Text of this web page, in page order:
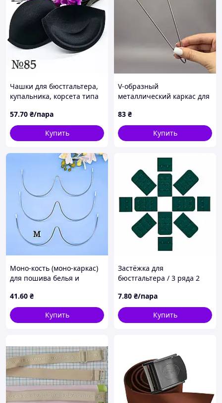
Чашки для бюстгальтера,
купальника, корсета типа
косточек / чёрный /
размер № 85
57.70 ₴/пара
Купить
V-образный
металлический каркас для
см
83 ₴
Купить
Моно-кость (моно-каркас)
для пошива белья и
от 1 штуки
41.60 ₴
Купить
Застёжка для
бюстгальтера / 3 ряда 2
заказ от 1 пары
7.80 ₴/пара
Купить